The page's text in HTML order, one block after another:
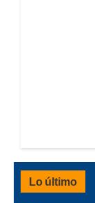
Lo último